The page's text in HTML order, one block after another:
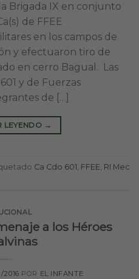
Brigada IX en conjunto
de FFEE
en los campos de
y efectuaron tiro de
en cerro Bagual. Las
y de Fuerzas
de […]
LEYENDO →
Ca Cdo 601 FFEE RI Mec
a los Héroes
2016 POR EL INFANTE